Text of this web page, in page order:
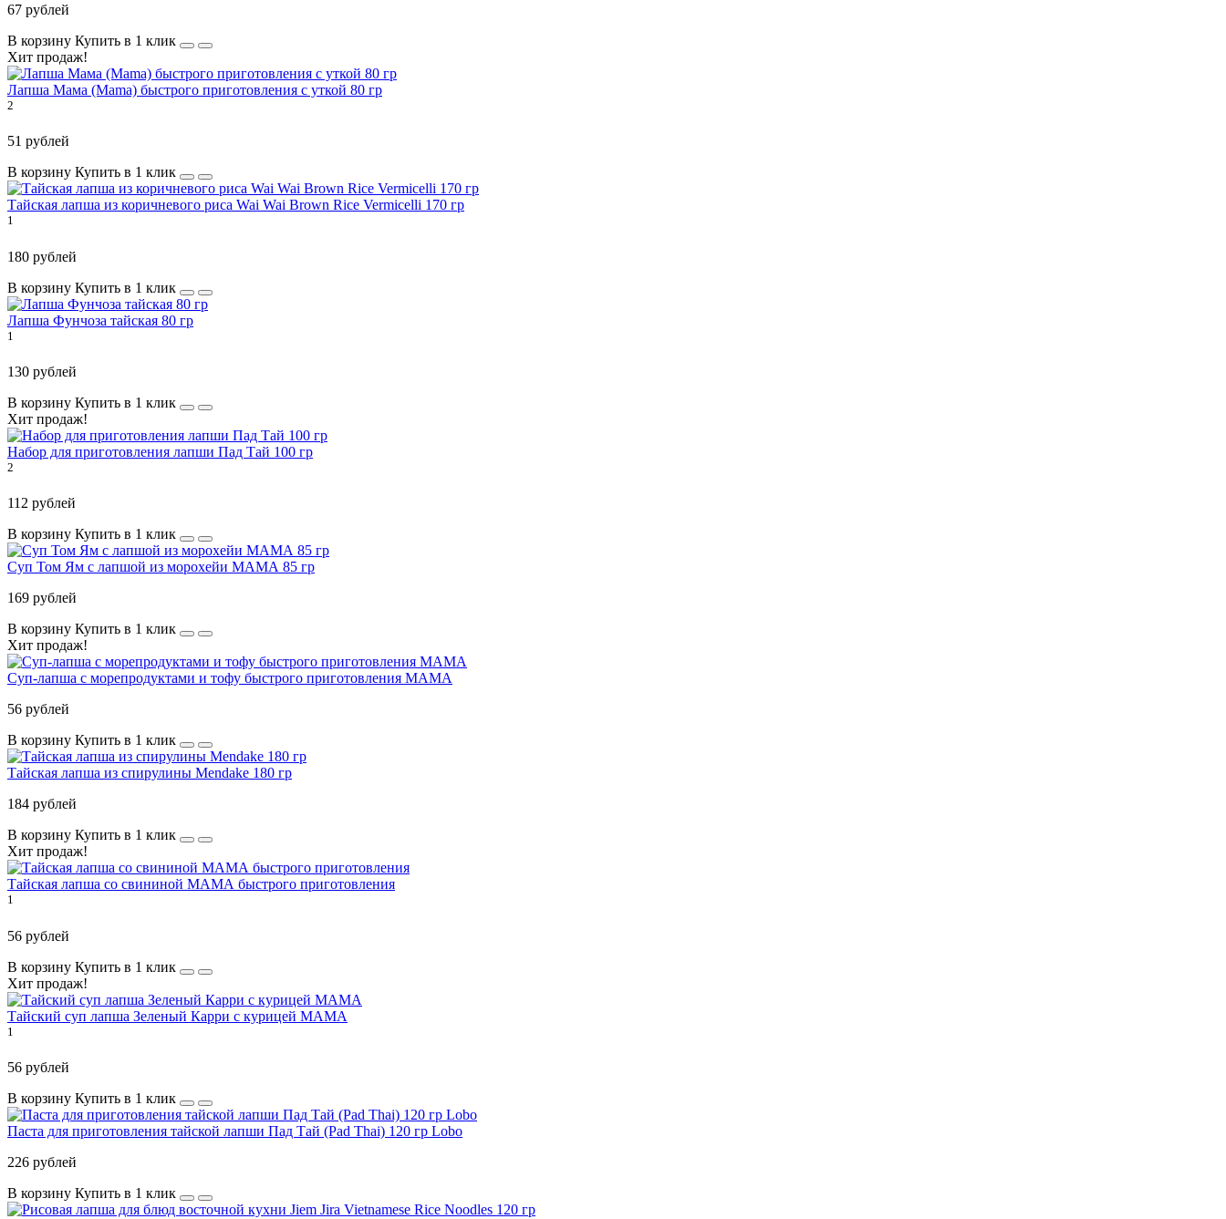
67 рублей
В корзину Купить в 1 клик
Хит продаж!
Лапша Мама (Mama) быстрого приготовления с уткой 80 гр
2
51 рублей
В корзину Купить в 1 клик
Тайская лапша из коричневого риса Wai Wai Brown Rice Vermicelli 170 гр
1
180 рублей
В корзину Купить в 1 клик
Лапша Фунчоза тайская 80 гр
1
130 рублей
В корзину Купить в 1 клик
Хит продаж!
Набор для приготовления лапши Пад Тай 100 гр
2
112 рублей
В корзину Купить в 1 клик
Суп Том Ям с лапшой из морохейи МАМА 85 гр
169 рублей
В корзину Купить в 1 клик
Хит продаж!
Суп-лапша с морепродуктами и тофу быстрого приготовления МАМА
56 рублей
В корзину Купить в 1 клик
Тайская лапша из спирулины Mendake 180 гр
184 рублей
В корзину Купить в 1 клик
Хит продаж!
Тайская лапша со свининой МАМА быстрого приготовления
1
56 рублей
В корзину Купить в 1 клик
Хит продаж!
Тайский суп лапша Зеленый Карри с курицей MАМА
1
56 рублей
В корзину Купить в 1 клик
Паста для приготовления тайской лапши Пад Тай (Pad Thai) 120 гр Lobo
226 рублей
В корзину Купить в 1 клик